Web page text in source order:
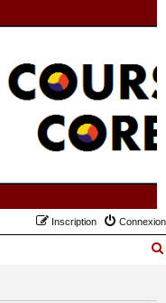
Connexion
Inscription